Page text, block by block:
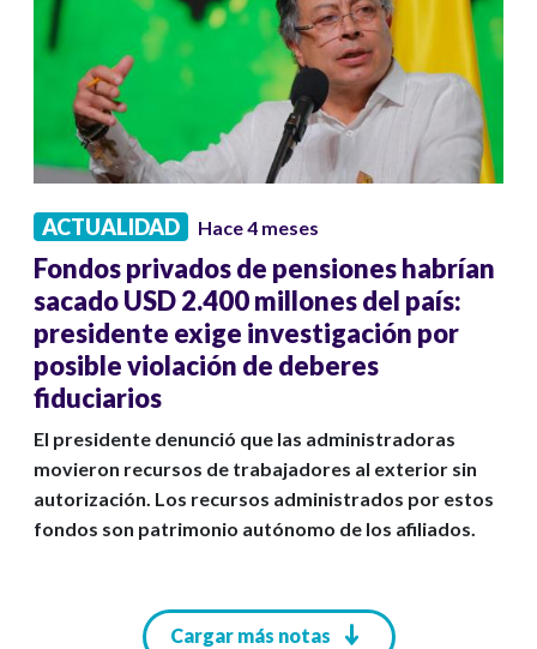
ACTUALIDAD Hace 4 meses
Fondos privados de pensiones habrían
sacado USD 2.400 millones del país:
presidente exige investigación por
posible violación de deberes
fiduciarios
El presidente denunció que las administradoras
movieron recursos de trabajadores al exterior sin
autorización. Los recursos administrados por estos
fondos son patrimonio autónomo de los afiliados.
Cargar más notas